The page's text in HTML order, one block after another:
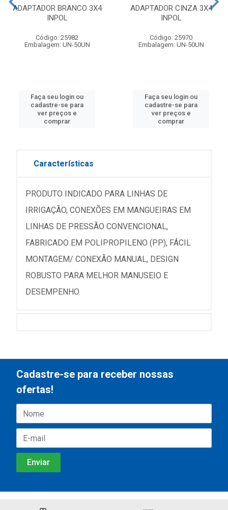
ADAPTADOR BRANCO 3X4
INPOL
Código: 25982
Embalagem: UN-50UN
Faça seu login ou
cadastre-se para
ver preços e
comprar
ADAPTADOR CINZA 3X4
INPOL
Código: 25970
Embalagem: UN-50UN
Faça seu login ou
cadastre-se para
ver preços e
comprar
Características
PRODUTO INDICADO PARA LINHAS DE
IRRIGAÇÃO, CONEXÕES EM MANGUEIRAS EM
LINHAS DE PRESSÃO CONVENCIONAL,
FABRICADO EM POLIPROPILENO (PP), FÁCIL
MONTAGEM/ CONEXÃO MANUAL, DESIGN
ROBUSTO PARA MELHOR MANUSEIO E
DESEMPENHO.
Cadastre-se para receber nossas
ofertas!